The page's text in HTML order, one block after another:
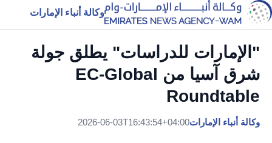
وكالة أنباء الإمارات
"الإمارات للدراسات" يطلق جولة
شرق آسيا من EC-Global
Roundtable
وكالة أنباء الإمارات2026-06-03T16:43:54+04:00